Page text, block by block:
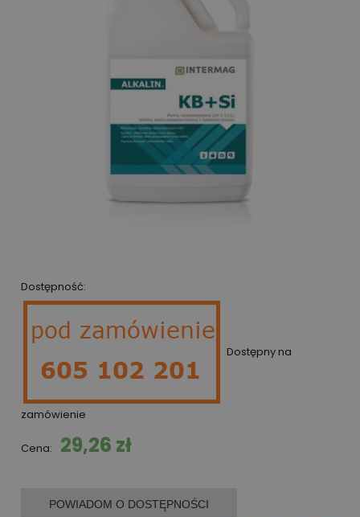
Dostępność:
Dostępny na
zamówienie
Cena: 29,26 zł
POWIADOM O DOSTĘPNOŚCI